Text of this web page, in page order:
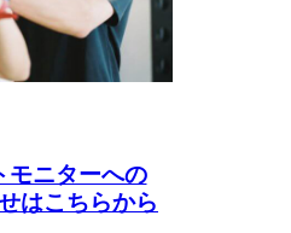
モニターへの
はこちらから